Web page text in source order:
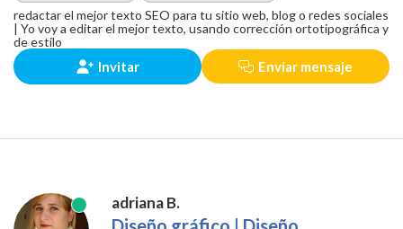
redactar el mejor texto SEO para tu sitio web, blog o redes sociales
| Yo voy a editar el mejor texto, usando corrección ortotipográfica y
de estilo
Invitar Enviar mensaje
adriana B.